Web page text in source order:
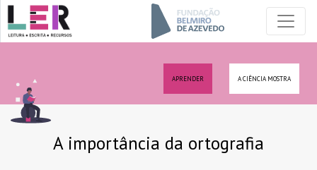
APRENDER A CIÊNCIA MOSTRA
A importância da ortografia